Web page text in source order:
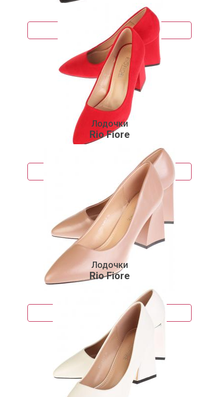
Подробнее
Лодочки
Rio Fiore
Подробнее
Лодочки
Rio Fiore
Подробнее